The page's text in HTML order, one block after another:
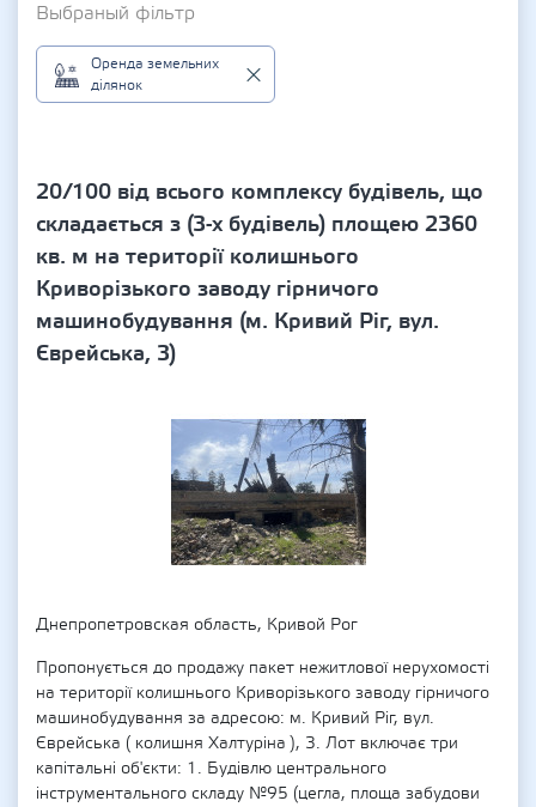
Выбраный фільтр
Оренда земельних
ділянок
20/100 від всього комплексу будівель, що
складається з (3-х будівель) площею 2360
кв. м на території колишнього
Криворізького заводу гірничого
машинобудування (м. Кривий Ріг, вул.
Єврейська, 3)
Днепропетровская область, Кривой Рог
Пропонується до продажу пакет нежитлової нерухомості
на території колишнього Криворізького заводу гірничого
машинобудування за адресою: м. Кривий Ріг, вул.
Єврейська ( колишня Халтуріна ), 3. Лот включає три
капітальні об'єкти: 1. Будівлю центрального
інструментального складу №95 (цегла, площа забудови